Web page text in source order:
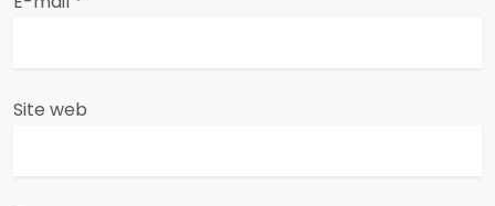
Site web